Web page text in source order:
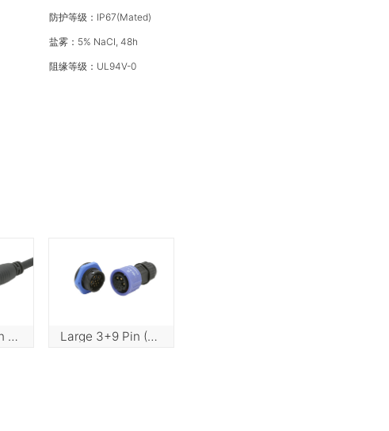
防护等级：IP67(Mated)
盐雾：5% NaCI, 48h
阻缘等级：UL94V-0
Standard 3 Pin (10A) Push Lock Large 3+9 Pin (20A+5A) Push Lock